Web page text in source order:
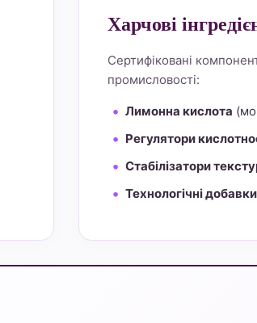
Харчові
Сертифіковані
промисловості:
Лимонна кислота
Регулятори
Стабілізатори
Технологічні добавки